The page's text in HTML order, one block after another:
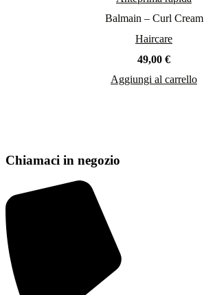
Balmain – Curl Cream
Haircare
49,00 €
Aggiungi al carrello
Chiamaci in negozio